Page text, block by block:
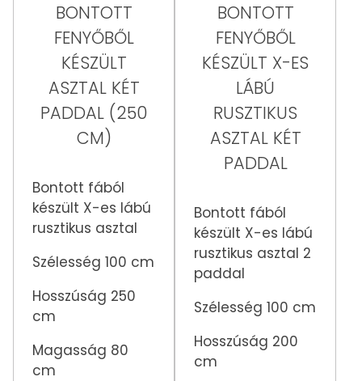
BONTOTT
FENYŐBŐL
KÉSZÜLT
ASZTAL KÉT
PADDAL (250
CM)
Bontott fából
készült X-es lábú
rusztikus asztal
Szélesség 100 cm
Hosszúság 250
cm
Magasság 80
cm
BONTOTT
FENYŐBŐL
KÉSZÜLT X-ES
LÁBÚ
RUSZTIKUS
ASZTAL KÉT
PADDAL
Bontott fából
készült X-es lábú
rusztikus asztal 2
paddal
Szélesség 100 cm
Hosszúság 200
cm